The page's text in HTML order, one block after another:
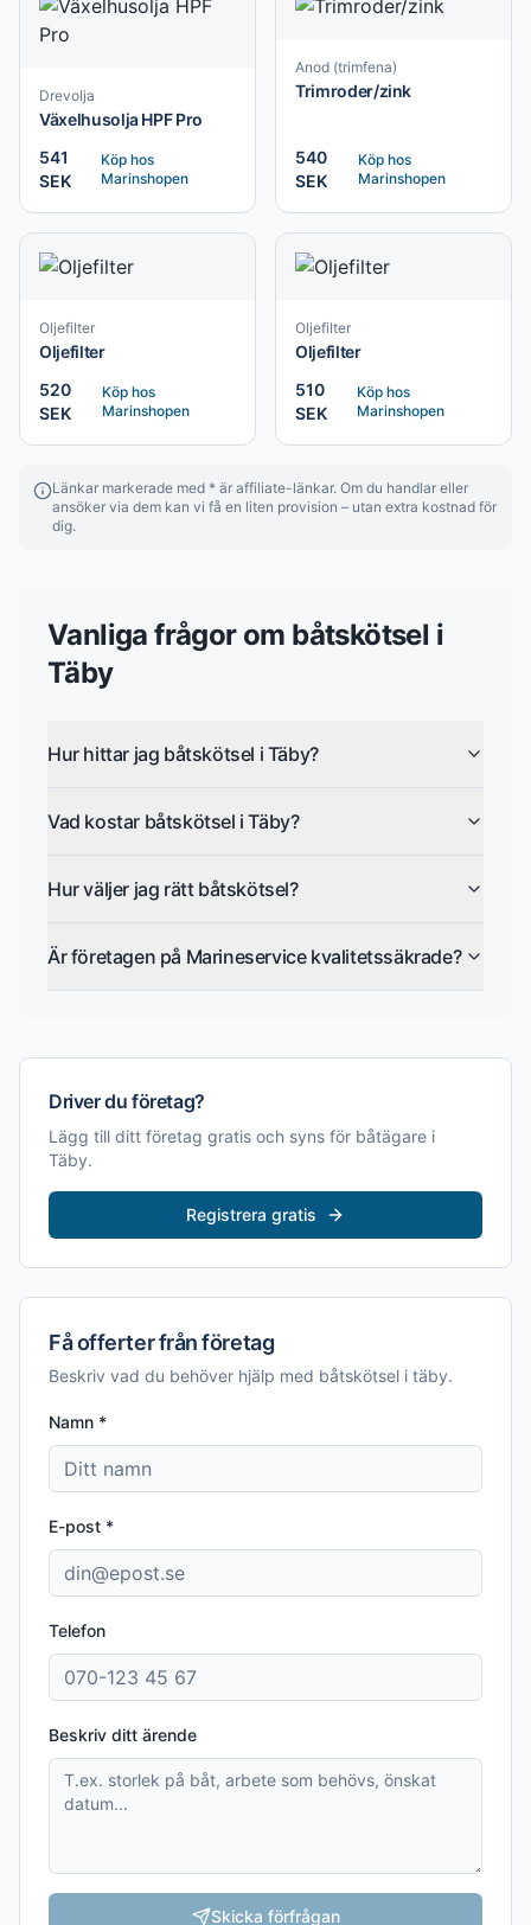
Drevolja
Växelhusolja HPF Pro
541
SEK
Köp hos
Marinshopen
Anod (trimfena)
Trimroder/zink
540
SEK
Köp hos
Marinshopen
Oljefilter
Oljefilter
520
SEK
Köp hos
Marinshopen
Oljefilter
Oljefilter
510
SEK
Köp hos
Marinshopen
Länkar markerade med * är affiliate-länkar. Om du handlar eller
ansöker via dem kan vi få en liten provision – utan extra kostnad för
dig.
Vanliga frågor om båtskötsel i
Täby
Hur hittar jag båtskötsel i Täby?
Vad kostar båtskötsel i Täby?
Hur väljer jag rätt båtskötsel?
Är företagen på Marineservice kvalitetssäkrade?
Driver du företag?
Lägg till ditt företag gratis och syns för båtägare i
Täby.
Registrera gratis
Få offerter från företag
Beskriv vad du behöver hjälp med båtskötsel i täby.
Namn *
E-post *
Telefon
Beskriv ditt ärende
Skicka förfrågan